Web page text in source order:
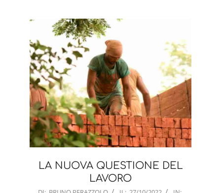
LA NUOVA QUESTIONE DEL
LAVORO
2022-